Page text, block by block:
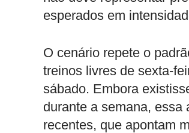
esperados em
O cenário repete o
treinos livres de sexta-
sábado. Embora
durante a semana, essa
recentes, que apontam